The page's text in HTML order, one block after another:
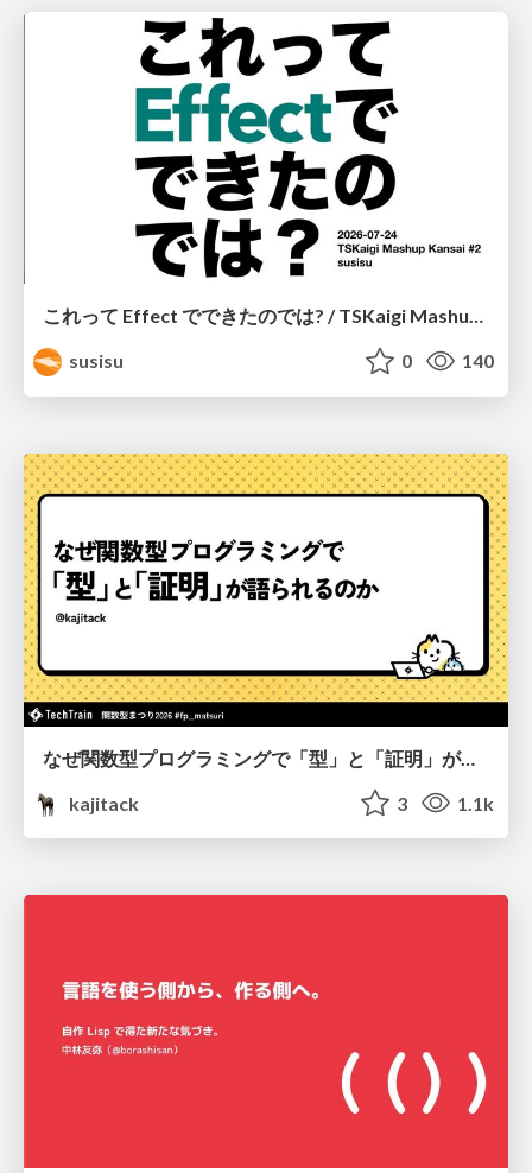
これって Effect でできたのでは? / TSKaigi Mashup Kansai #2
susisu
0 140
なぜ関数型プログラミングで「型」と「証明」が語られるのか #fp_matsuri
kajitack
3 1.1k